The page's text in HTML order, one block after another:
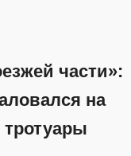
части»:
на